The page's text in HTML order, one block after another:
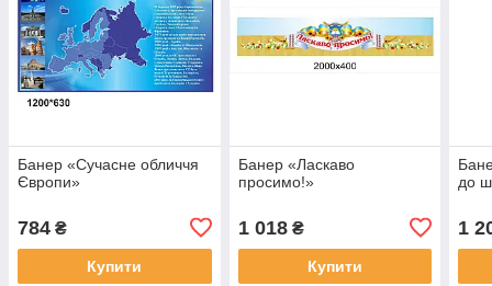
Банер «Сучасне обличчя
Європи»
784 ₴
Купити
Банер «Ласкаво
просимо!»
1 018₴
Купити
до
1